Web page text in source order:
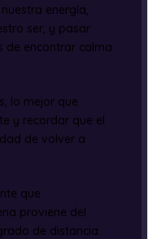
energía,
ser, y pasar
de encontrar calma
lo mejor que
y recordar que el
de volver a
que
proviene del
de distancia.